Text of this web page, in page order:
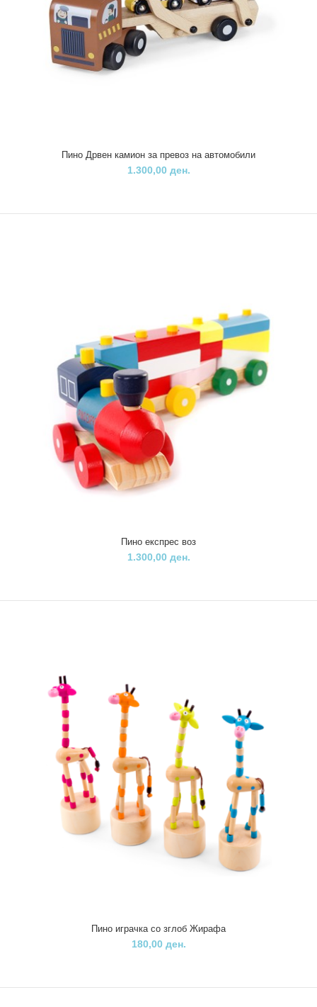
Пино сложувалка- Облечи го девојчето нуди повеќе можности на
400,00 ден.
Пино сложувалка- Облечи го момчето нуди повеќе можности на
комбинации кои ја поттикнуваат детската&n..
Пино Дрвен камион за превоз на автомобили
1.300,00 ден.
Пино експрес воз
1.300,00 ден.
Пино играчка со зглоб Жирафа
180,00 ден.